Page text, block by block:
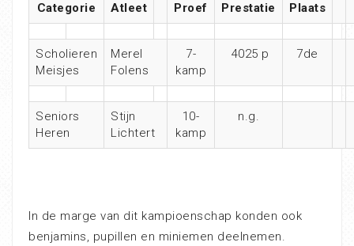
Categorie Atleet Proef Prestatie Plaats
Scholieren
Meisjes
Merel
Folens
7-
kamp
4025 p 7de
Seniors
Heren
Stijn
Lichtert
10-
kamp
n.g.
In de marge van dit kampioenschap konden ook
benjamins, pupillen en miniemen deelnemen.